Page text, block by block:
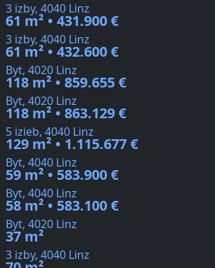
3 izby, 4040 Linz
61 m² • 431.900 €
3 izby, 4040 Linz
61 m² • 432.600 €
Byt, 4020 Linz
118 m² • 859.655 €
Byt, 4020 Linz
118 m² • 863.129 €
5 izieb, 4040 Linz
129 m² • 1.115.677 €
Byt, 4040 Linz
59 m² • 583.900 €
Byt, 4040 Linz
58 m² • 583.100 €
Byt, 4020 Linz
37 m²
3 izby, 4040 Linz